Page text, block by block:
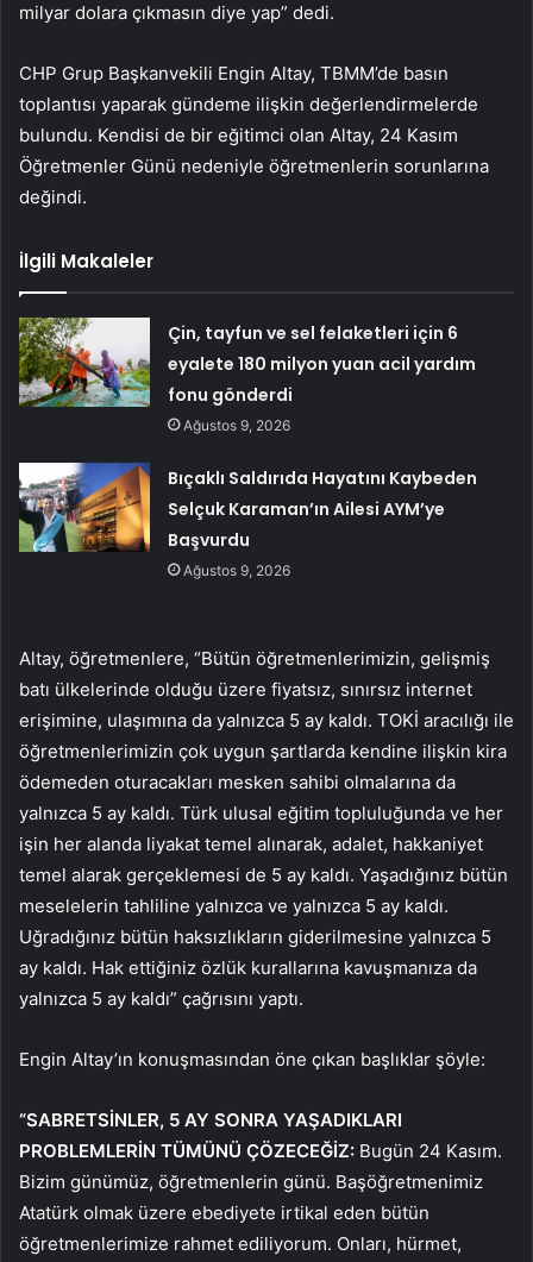
milyar dolara çıkmasın diye yap” dedi.
CHP Grup Başkanvekili Engin Altay, TBMM’de basın
toplantısı yaparak gündeme ilişkin değerlendirmelerde
bulundu. Kendisi de bir eğitimci olan Altay, 24 Kasım
Öğretmenler Günü nedeniyle öğretmenlerin sorunlarına
değindi.
İlgili Makaleler
Çin, tayfun ve sel felaketleri için 6
eyalete 180 milyon yuan acil yardım
fonu gönderdi
Ağustos 9, 2026
Bıçaklı Saldırıda Hayatını Kaybeden
Selçuk Karaman’ın Ailesi AYM’ye
Başvurdu
Ağustos 9, 2026
Altay, öğretmenlere, “Bütün öğretmenlerimizin, gelişmiş
batı ülkelerinde olduğu üzere fiyatsız, sınırsız internet
erişimine, ulaşımına da yalnızca 5 ay kaldı. TOKİ aracılığı ile
öğretmenlerimizin çok uygun şartlarda kendine ilişkin kira
ödemeden oturacakları mesken sahibi olmalarına da
yalnızca 5 ay kaldı. Türk ulusal eğitim topluluğunda ve her
işin her alanda liyakat temel alınarak, adalet, hakkaniyet
temel alarak gerçeklemesi de 5 ay kaldı. Yaşadığınız bütün
meselelerin tahliline yalnızca ve yalnızca 5 ay kaldı.
Uğradığınız bütün haksızlıkların giderilmesine yalnızca 5
ay kaldı. Hak ettiğiniz özlük kurallarına kavuşmanıza da
yalnızca 5 ay kaldı” çağrısını yaptı.
Engin Altay’ın konuşmasından öne çıkan başlıklar şöyle:
“SABRETSİNLER, 5 AY SONRA YAŞADIKLARI
PROBLEMLERİN TÜMÜNÜ ÇÖZECEĞİZ: Bugün 24 Kasım.
Bizim günümüz, öğretmenlerin günü. Başöğretmenimiz
Atatürk olmak üzere ebediyete irtikal eden bütün
öğretmenlerimize rahmet ediliyorum. Onları, hürmet,